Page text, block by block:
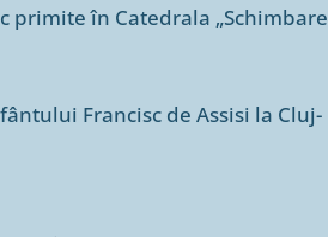
primite în Catedrala
Francisc de Assisi la Cluj-